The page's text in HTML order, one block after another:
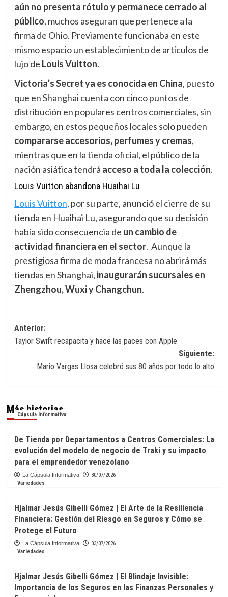
aún no presenta rótulo y permanece cerrado al
público, muchos aseguran que pertenece a la
firma de Ohio. Previamente funcionaba en este
mismo espacio un establecimiento de artículos de
lujo de Louis Vuitton.
Victoria’s Secret ya es conocida en China, puesto
que en Shanghai cuenta con cinco puntos de
distribución en populares centros comerciales, sin
embargo, en estos pequeños locales solo pueden
compararse accesorios, perfumes y cremas,
mientras que en la tienda oficial, el público de la
nación asiática tendrá acceso a toda la colección.
Louis Vuitton abandona Huaihai Lu
Louis Vuitton, por su parte, anunció el cierre de su
tienda en Huaihai Lu, asegurando que su decisión
había sido consecuencia de un cambio de
actividad financiera en el sector. Aunque la
prestigiosa firma de moda francesa no abrirá más
tiendas en Shanghai, inaugurarán sucursales en
Zhengzhou, Wuxi y Changchun.
Navegación
de
entradas
Anterior:
Taylor Swift recapacita y hace las paces con Apple
Siguiente:
Mario Vargas Llosa celebró sus 80 años por todo lo alto
Más historias
Cápsula Informativa
De Tienda por Departamentos a Centros Comerciales: La
evolución del modelo de negocio de Traki y su impacto
para el emprendedor venezolano
La Cápsula Informativa
30/07/2026
Variedades
Hjalmar Jesús Gibelli Gómez | El Arte de la Resiliencia
Financiera: Gestión del Riesgo en Seguros y Cómo se
Protege el Futuro
La Cápsula Informativa
03/07/2026
Variedades
Hjalmar Jesús Gibelli Gómez | El Blindaje Invisible:
Importancia de los Seguros en las Finanzas Personales y